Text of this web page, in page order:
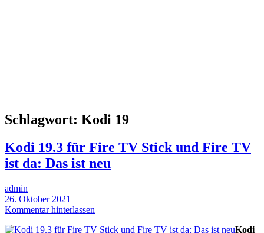
Schlagwort: Kodi 19
Kodi 19.3 für Fire TV Stick und Fire TV
ist da: Das ist neu
admin
26. Oktober 2021
Kommentar hinterlassen
Kodi